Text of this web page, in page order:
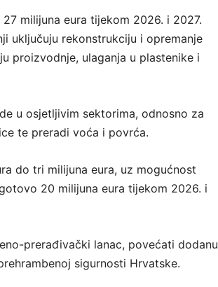
milijuna eura tijekom 2026. i 2027.
uključuju rekonstrukciju i opremanje
proizvodnje, ulaganja u plastenike i
u osjetljivim sektorima, odnosno za
te preradi voća i povrća.
do tri milijuna eura, uz mogućnost
20 milijuna eura tijekom 2026. i
prerađivački lanac, povećati dodanu
sigurnosti Hrvatske.